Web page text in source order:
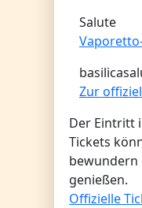
Salute
Zur
Der Eintritt
Tickets
bewundern
genießen.
Offizielle